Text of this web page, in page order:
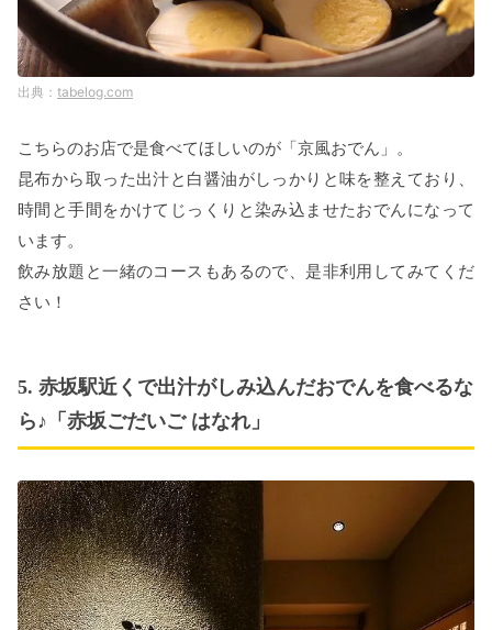
tabelog.com
こちらのお店で是食べてほしいのが「京風おでん」。
昆布から取った出汁と白醤油がしっかりと味を整えており、
時間と手間をかけてじっくりと染み込ませたおでんになって
います。
飲み放題と一緒のコースもあるので、是非利用してみてくだ
さい！
5. 赤坂駅近くで出汁がしみ込んだおでんを食べるな
ら♪「赤坂ごだいご はなれ」